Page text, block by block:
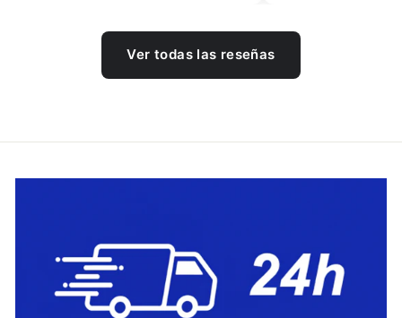
Ver todas las reseñas